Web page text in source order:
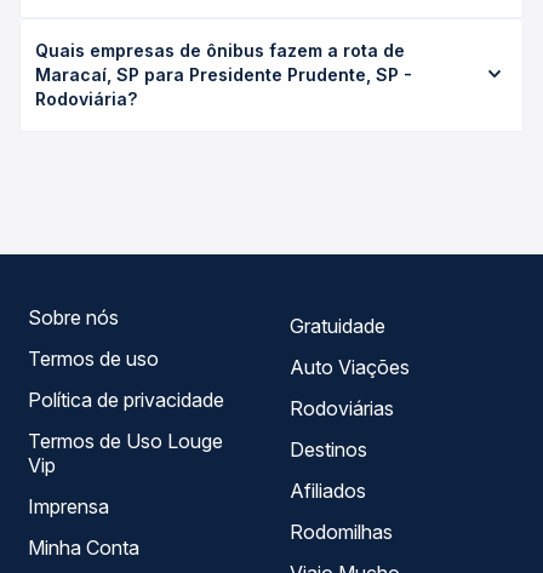
disponíveis e vê a duração exata de cada opção na data
desejada.
Presidente Prudente, SP - Rodoviária custa em média R$
44,90 e varia conforme a data da viagem, a empresa, o
tipo de poltrona e a antecedência da compra. Na Quero
Quais empresas de ônibus fazem a rota de
Maracaí, SP para Presidente Prudente, SP -
Rodoviária?
Sobre nós
Termos de uso
Política de privacidade
Termos de Uso Louge
Vip
Imprensa
Minha Conta
Gratuidade
Auto Viações
Rodoviárias
Destinos
Afiliados
Rodomilhas